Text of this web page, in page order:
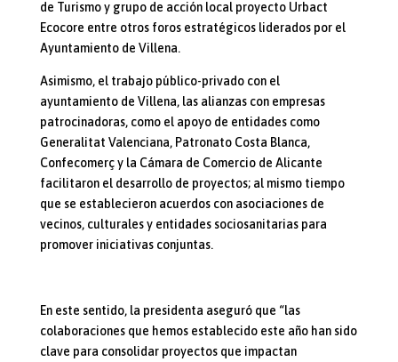
de Turismo y grupo de acción local proyecto Urbact
Ecocore entre otros foros estratégicos liderados por el
Ayuntamiento de Villena.
Asimismo, el trabajo público-privado con el
ayuntamiento de Villena, las alianzas con empresas
patrocinadoras, como el apoyo de entidades como
Generalitat Valenciana, Patronato Costa Blanca,
Confecomerç y la Cámara de Comercio de Alicante
facilitaron el desarrollo de proyectos; al mismo tiempo
que se establecieron acuerdos con asociaciones de
vecinos, culturales y entidades sociosanitarias para
promover iniciativas conjuntas.
En este sentido, la presidenta aseguró que “las
colaboraciones que hemos establecido este año han sido
clave para consolidar proyectos que impactan